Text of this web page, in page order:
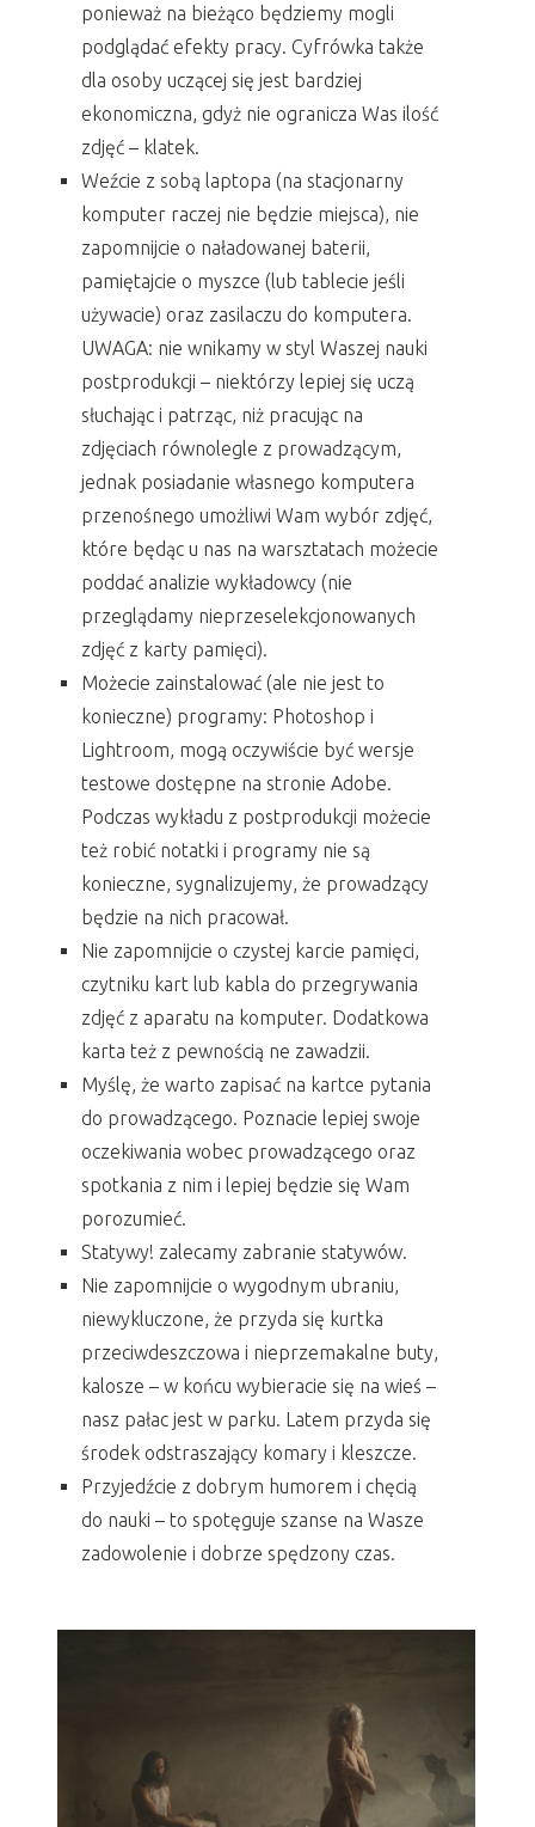
ponieważ na bieżąco będziemy mogli
podglądać efekty pracy. Cyfrówka także
dla osoby uczącej się jest bardziej
ekonomiczna, gdyż nie ogranicza Was ilość
zdjęć – klatek.
Weźcie z sobą laptopa (na stacjonarny
komputer raczej nie będzie miejsca), nie
zapomnijcie o naładowanej baterii,
pamiętajcie o myszce (lub tablecie jeśli
używacie) oraz zasilaczu do komputera.
UWAGA: nie wnikamy w styl Waszej nauki
postprodukcji – niektórzy lepiej się uczą
słuchając i patrząc, niż pracując na
zdjęciach równolegle z prowadzącym,
jednak posiadanie własnego komputera
przenośnego umożliwi Wam wybór zdjęć,
które będąc u nas na warsztatach możecie
poddać analizie wykładowcy (nie
przeglądamy nieprzeselekcjonowanych
zdjęć z karty pamięci).
Możecie zainstalować (ale nie jest to
konieczne) programy: Photoshop i
Lightroom, mogą oczywiście być wersje
testowe dostępne na stronie Adobe.
Podczas wykładu z postprodukcji możecie
też robić notatki i programy nie są
konieczne, sygnalizujemy, że prowadzący
będzie na nich pracował.
Nie zapomnijcie o czystej karcie pamięci,
czytniku kart lub kabla do przegrywania
zdjęć z aparatu na komputer. Dodatkowa
karta też z pewnością ne zawadzii.
Myślę, że warto zapisać na kartce pytania
do prowadzącego. Poznacie lepiej swoje
oczekiwania wobec prowadzącego oraz
spotkania z nim i lepiej będzie się Wam
porozumieć.
Statywy! zalecamy zabranie statywów.
Nie zapomnijcie o wygodnym ubraniu,
niewykluczone, że przyda się kurtka
przeciwdeszczowa i nieprzemakalne buty,
kalosze – w końcu wybieracie się na wieś –
nasz pałac jest w parku. Latem przyda się
środek odstraszający komary i kleszcze.
Przyjedźcie z dobrym humorem i chęcią
do nauki – to spotęguje szanse na Wasze
zadowolenie i dobrze spędzony czas.